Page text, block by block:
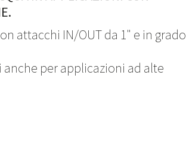
attacchi IN/OUT da 1" e in grado
anche per applicazioni ad alte